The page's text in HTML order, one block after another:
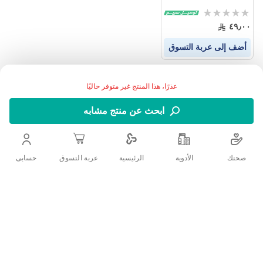
عذرًا، هذا المنتج غير متوفر حاليًا
ابحث عن منتج مشابه
Rating:
٤٩٫٠٠
أضف إلى عربة التسوق
صحتك الأدوية الرئيسية عربة التسوق حسابى